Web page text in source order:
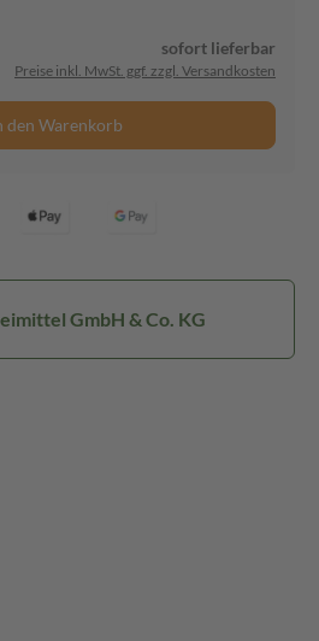
sofort lieferbar
Preise inkl. MwSt. ggf. zzgl. Versandkosten
den Warenkorb
GmbH & Co. KG